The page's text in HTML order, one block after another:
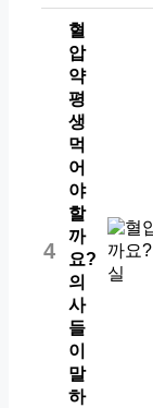
4
혈
압
약
평
생
먹
어
야
할
까
요?
의
사
들
이
말
하